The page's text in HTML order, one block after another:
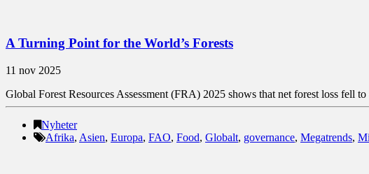
A Turning Point for the World’s Forests
11 nov 2025
Global Forest Resources Assessment (FRA) 2025 shows that net forest loss fell
Nyheter
Afrika, Asien, Europa, FAO, Food, Globalt, governance, Megatrends,